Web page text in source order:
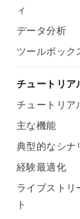
ィ
データ分析
ツールボック
チュートリア
チュートリア
主な機能
典型的なシナ
経験最適化
ライブストリ
ト